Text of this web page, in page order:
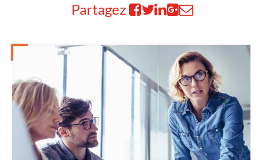
Partagez